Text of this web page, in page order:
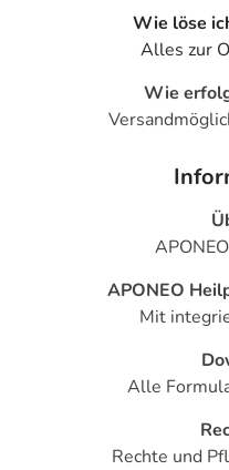
Wie löse
Alles zur
Wie
APONEO
Mit
Alle
Rechte und